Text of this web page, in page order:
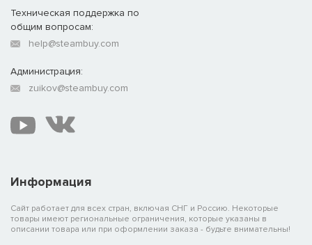
Информация
Сайт работает для всех стран, включая СНГ и Россию. Некоторые
товары имеют региональные ограничения, которые указаны в
описании товара или при оформлении заказа - будьте внимательны!
Техническая поддержка по
общим вопросам:
help@steambuy.com
Администрация:
zuikov@steambuy.com